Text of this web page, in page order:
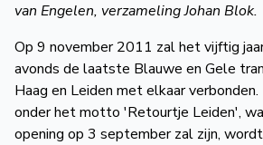
van Engelen, verzameling Johan Blok.
Op 9 november 2011 zal het vijftig
avonds de laatste Blauwe en Gele
Haag en Leiden met elkaar
onder het motto ′Retourtje Leiden′,
opening op 3 september zal zijn,